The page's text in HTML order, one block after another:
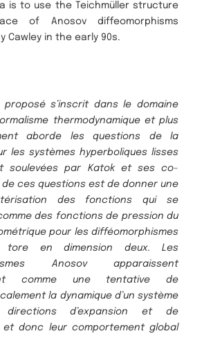
is to use the Teichmüller structure
of Anosov diffeomorphisms
Cawley in the early 90s.
s’inscrit dans le domaine
thermodynamique et plus
aborde les questions de la
les systèmes hyperboliques lisses
soulevées par Katok et ses co-
de ces questions est de donner une
des fonctions qui se
des fonctions de pression du
pour les difféomorphismes
tore en dimension deux. Les
Anosov apparaissent
comme une tentative de
la dynamique d’un système
d’expansion et de
donc leur comportement global